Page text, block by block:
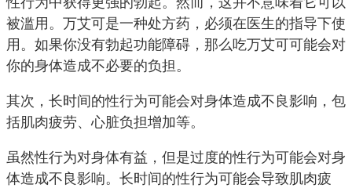
被滥用。万艾可是一种处方药，必须在医生的指导下使
用。如果你没有勃起功能障碍，那么吃万艾可可能会对
你的身体造成不必要的负担。
其次，长时间的性行为可能会对身体造成不良影响，包
括肌肉疲劳、心脏负担增加等。
虽然性行为对身体有益，但是过度的性行为可能会对身
体造成不良影响。长时间的性行为可能会导致肌肉疲